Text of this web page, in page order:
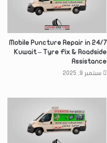
24/7 Mobile Puncture Repair in
Kuwait – Tyre Fix & Roadside
Assistance
سبتمبر 9, 2025